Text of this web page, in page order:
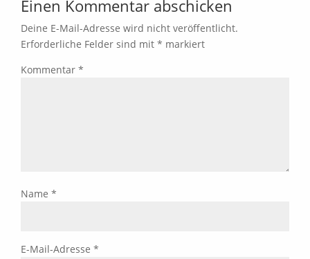
Einen Kommentar abschicken
Deine E-Mail-Adresse wird nicht veröffentlicht.
Erforderliche Felder sind mit * markiert
Kommentar *
Name *
E-Mail-Adresse *